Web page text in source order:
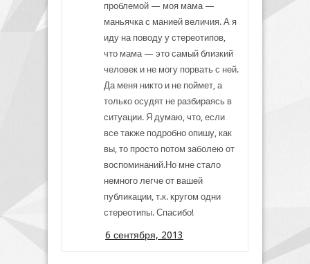
проблемой — моя мама —
маньячка с манией величия. А я
иду на поводу у стереотипов,
что мама — это самый близкий
человек и не могу порвать с ней.
Да меня никто и не поймет, а
только осудят не разбираясь в
ситуации. Я думаю, что, если
все также подробно опишу, как
вы, то просто потом заболею от
воспоминаний.Но мне стало
немного легче от вашей
публикации, т.к. кругом одни
стереотипы. Спасибо!
6 сентября, 2013